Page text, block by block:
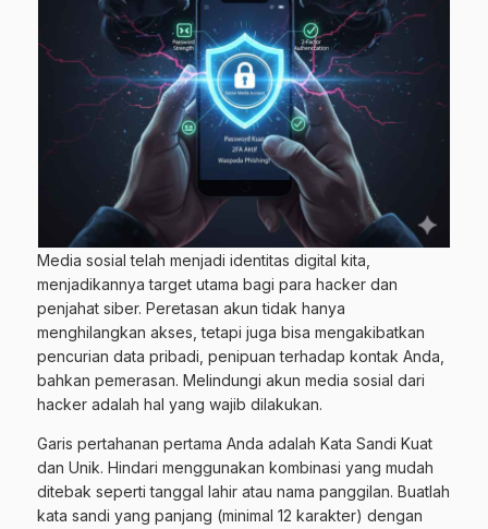
Media sosial telah menjadi identitas digital kita,
menjadikannya target utama bagi para hacker dan
penjahat siber. Peretasan akun tidak hanya
menghilangkan akses, tetapi juga bisa mengakibatkan
pencurian data pribadi, penipuan terhadap kontak Anda,
bahkan pemerasan. Melindungi akun media sosial dari
hacker adalah hal yang wajib dilakukan.
Garis pertahanan pertama Anda adalah Kata Sandi Kuat
dan Unik. Hindari menggunakan kombinasi yang mudah
ditebak seperti tanggal lahir atau nama panggilan. Buatlah
kata sandi yang panjang (minimal 12 karakter) dengan